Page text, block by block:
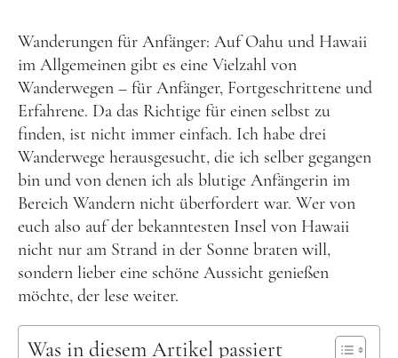
Seychellen
Amerika
Kanada
USA
Westküste
Hawaii
China
Japan
Wanderungen für Anfänger: Auf Oahu und Hawaii
im Allgemeinen gibt es eine Vielzahl von
Wanderwegen – für Anfänger, Fortgeschrittene und
Erfahrene. Da das Richtige für einen selbst zu
finden, ist nicht immer einfach. Ich habe drei
Wanderwege herausgesucht, die ich selber gegangen
bin und von denen ich als blutige Anfängerin im
Bereich Wandern nicht überfordert war. Wer von
euch also auf der bekanntesten Insel von Hawaii
nicht nur am Strand in der Sonne braten will,
sondern lieber eine schöne Aussicht genießen
möchte, der lese weiter.
Was in diesem Artikel passiert